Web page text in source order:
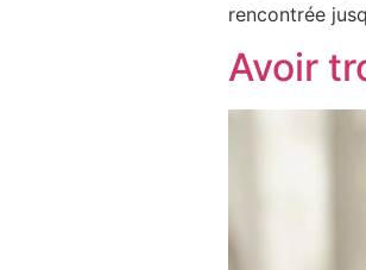
rencontrée
Avoir